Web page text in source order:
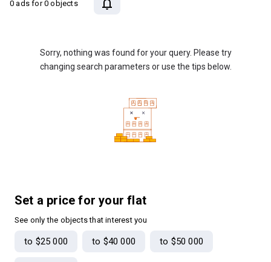
0 ads for 0 objects
Sorry, nothing was found for your query. Please try
changing search parameters or use the tips below.
Set a price for your flat
See only the objects that interest you
to $25 000 to $40 000 to $50 000